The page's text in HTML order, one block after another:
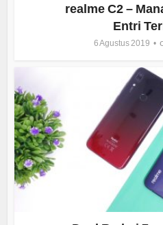
realme C2 –
Entri
6 Agustus 2019